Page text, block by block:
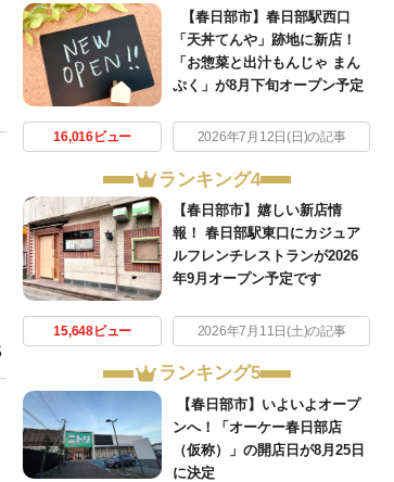
【春日部市】春日部駅西口
「天丼てんや」跡地に新店！
「お惣菜と出汁もんじゃ まん
ぷく」が8月下旬オープン予定
16,016ビュー 2026年7月12日(日)の記事
ランキング4
【春日部市】嬉しい新店情
報！ 春日部駅東口にカジュア
ルフレンチレストランが2026
年9月オープン予定です
15,648ビュー 2026年7月11日(土)の記事
ランキング5
【春日部市】いよいよオープ
ンへ！「オーケー春日部店
（仮称）」の開店日が8月25日
に決定